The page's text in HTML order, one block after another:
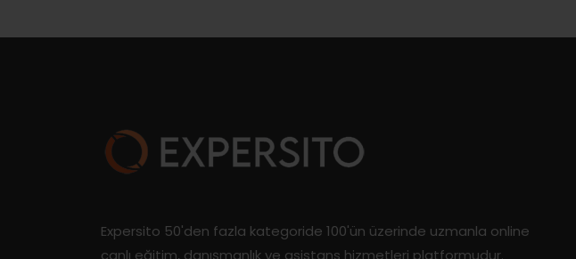
Expersito 50'den fazla kategoride 100'ün üzerinde uzmanla online
canlı eğitim, danışmanlık ve asistans hizmetleri platformudur.